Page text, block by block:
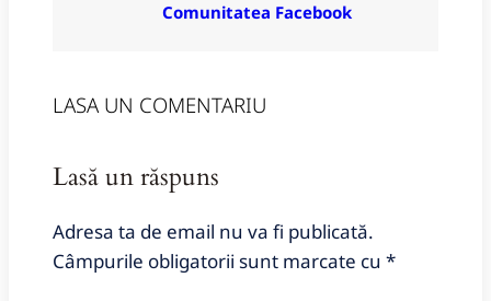
Comunitatea Facebook
LASA UN COMENTARIU
Lasă un răspuns
Adresa ta de email nu va fi publicată.
Câmpurile obligatorii sunt marcate cu *